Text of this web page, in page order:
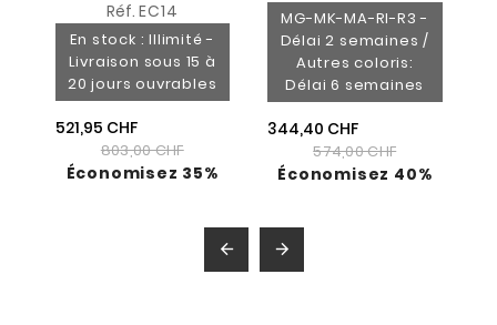
Réf.EC14
En stock : Illimité -
Livraison sous 15 à
20 jours ouvrables
521,95 CHF
803,00 CHF
Économisez 35%
MG-MK-MA-RI-R3 -
Délai 2 semaines /
Autres coloris:
Délai 6 semaines
344,40 CHF
574,00 CHF
Économisez 40%
 